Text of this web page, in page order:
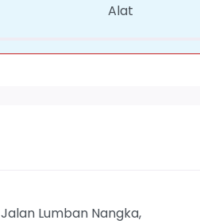
Alat
Jalan Lumban Nangka,